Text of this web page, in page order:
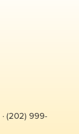
· (202) 999-